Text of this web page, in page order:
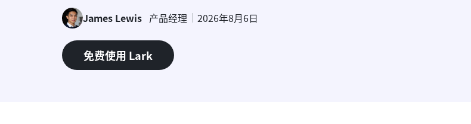
James Lewis 产品经理 2026年8月6日
免费使用 Lark